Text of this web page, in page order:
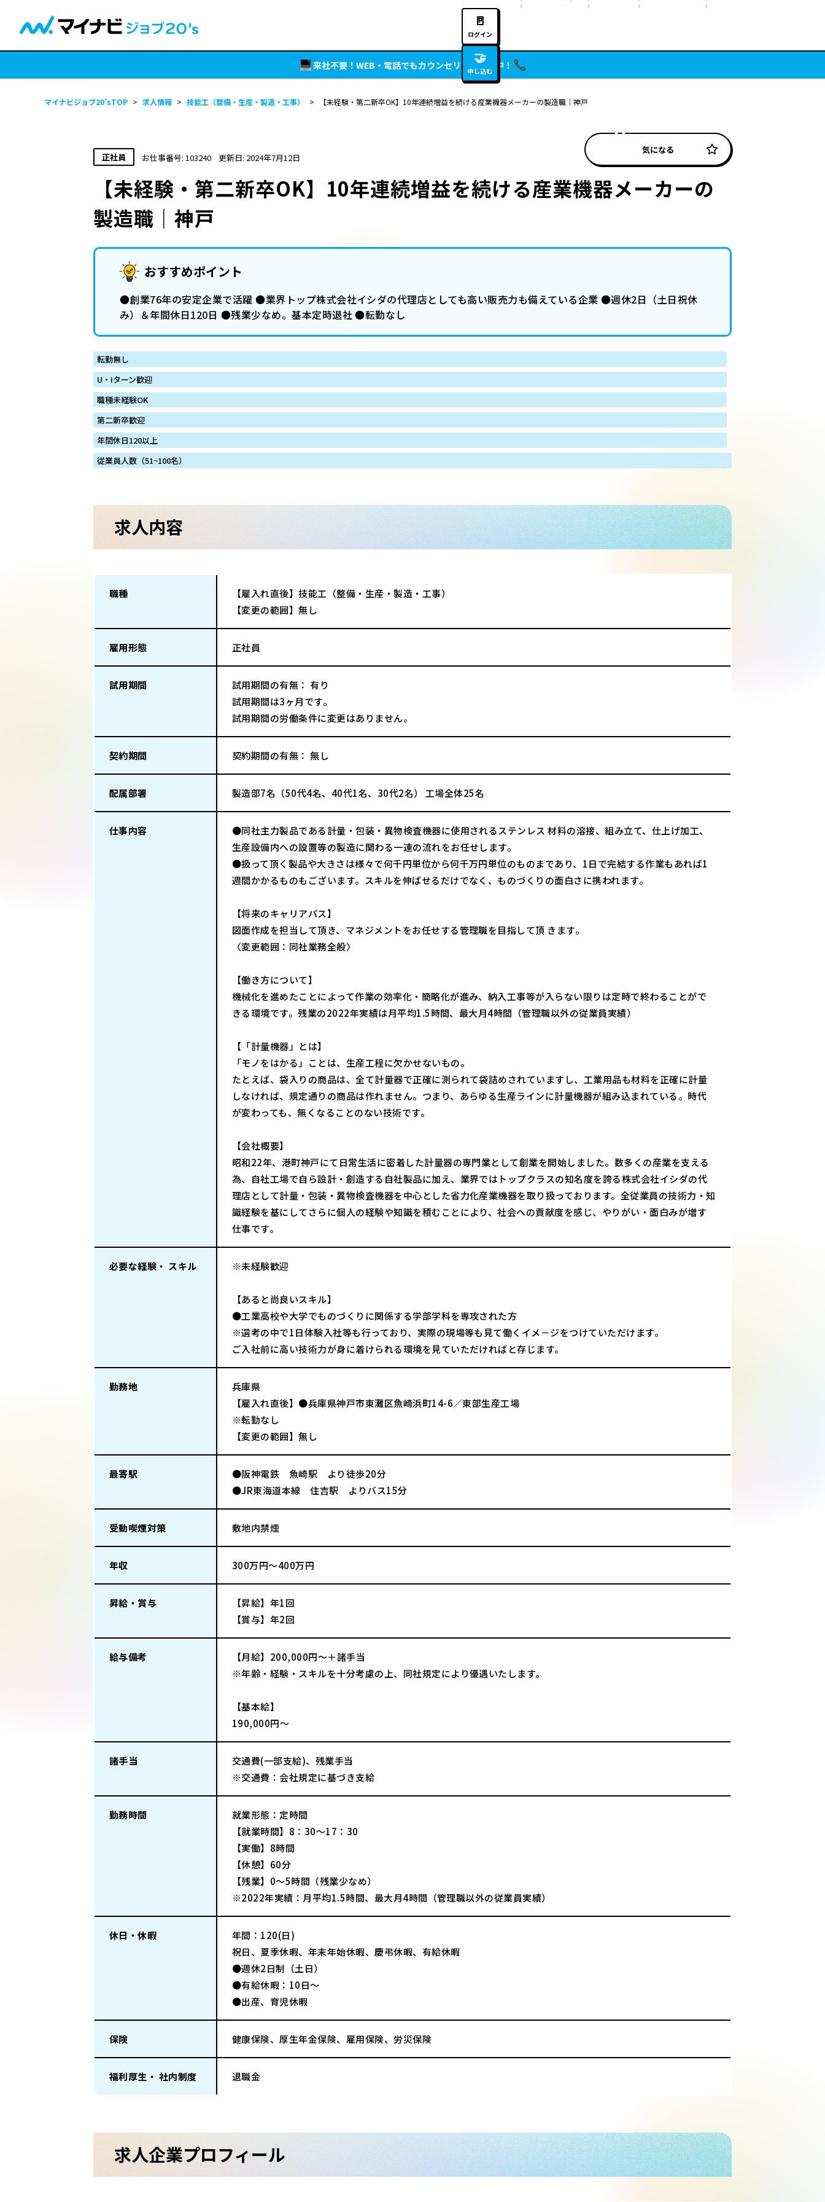
🚪
ログイン
🤝
申し込む
来社不要！WEB・電話でもカウンセリング実施中！
マイナビジョブ20’sTOP > 求人情報 > 技能工（整備・生産・製造・工事） > 【未経験・第二新卒OK】10年連続増益を続ける産業機器メーカーの製造職｜神戸
正社員 お仕事番号: 103240 更新日: 2024年7月12日
気になる
【未経験・第二新卒OK】10年連続増益を続ける産業機器メーカーの
製造職｜神戸
おすすめポイント
●創業76年の安定企業で活躍 ●業界トップ株式会社イシダの代理店としても高い販売力も備えている企業 ●週休2日（土日祝休
み）＆年間休日120日 ●残業少なめ。基本定時退社 ●転勤なし
転勤無し
U・Iターン歓迎
職種未経験OK
第二新卒歓迎
年間休日120以上
従業員人数（51~100名）
求人内容
職種
【雇入れ直後】技能工（整備・生産・製造・工事）
【変更の範囲】無し
雇用形態 正社員
試用期間
試用期間の有無： 有り
試用期間は3ヶ月です。
試用期間の労働条件に変更はありません。
契約期間 契約期間の有無： 無し
配属部署 製造部7名（50代4名、40代1名、30代2名） 工場全体25名
仕事内容
●同社主力製品である計量・包装・異物検査機器に使用されるステンレス 材料の溶接、組み立て、仕上げ加工、
生産設備内への設置等の製造に関わる一連の流れをお任せします。
●扱って頂く製品や大きさは様々で何千円単位から何千万円単位のものまであり、1日で完結する作業もあれば1
週間かかるものもございます。スキルを伸ばせるだけでなく、ものづくりの面白さに携われます。
【将来のキャリアパス】
図面作成を担当して頂き、マネジメントをお任せする管理職を目指して頂 きます。
〈変更範囲：同社業務全般〉
【働き方について】
機械化を進めたことによって作業の効率化・簡略化が進み、納入工事等が入らない限りは定時で終わることがで
きる環境です。残業の2022年実績は月平均1.5時間、最大月4時間（管理職以外の従業員実績）
【「計量機器」とは】
「モノをはかる」ことは、生産工程に欠かせないもの。
たとえば、袋入りの商品は、全て計量器で正確に測られて袋詰めされていますし、工業用品も材料を正確に計量
しなければ、規定通りの商品は作れません。つまり、あらゆる生産ラインに計量機器が組み込まれている。時代
が変わっても、無くなることのない技術です。
【会社概要】
昭和22年、港町神戸にて日常生活に密着した計量器の専門業として創業を開始しました。数多くの産業を支える
為、自社工場で自ら設計・創造する自社製品に加え、業界ではトップクラスの知名度を誇る株式会社イシダの代
理店として計量・包装・異物検査機器を中心とした省力化産業機器を取り扱っております。全従業員の技術力・知
識経験を基にしてさらに個人の経験や知識を積むことにより、社会への貢献度を感じ、やりがい・面白みが増す
仕事です。
必要な経験・ スキル ※未経験歓迎
【あると尚良いスキル】
●工業高校や大学でものづくりに関係する学部学科を専攻された方
※選考の中で1日体験入社等も行っており、実際の現場等も見て働くイメ－ジをつけていただけます。
ご入社前に高い技術力が身に着けられる環境を見ていただければと存じます。
勤務地
兵庫県
【雇入れ直後】●兵庫県神戸市東灘区魚崎浜町14-6／東部生産工場
※転勤なし
【変更の範囲】無し
最寄駅
●阪神電鉄 魚崎駅 より徒歩20分
●JR東海道本線 住吉駅 よりバス15分
受動喫煙対策 敷地内禁煙
年収 300万円～400万円
昇給・賞与
【昇給】年1回
【賞与】年2回
給与備考
【月給】200,000円～＋諸手当
※年齢・経験・スキルを十分考慮の上、同社規定により優遇いたします。
【基本給】
190,000円～
諸手当
交通費(一部支給)、残業手当
※交通費：会社規定に基づき支給
勤務時間
就業形態：定時間
【就業時間】8：30～17：30
【実働】8時間
【休憩】60分
【残業】0～5時間（残業少なめ）
※2022年実績：月平均1.5時間、最大月4時間（管理職以外の従業員実績）
休日・休暇
年間：120(日)
祝日、夏季休暇、年末年始休暇、慶弔休暇、有給休暇
●週休2日制（土日）
●有給休暇：10日～
●出産、育児休暇
保険 健康保険、厚生年金保険、雇用保険、労災保険
福利厚生・ 社内制度 退職金
求人企業プロフィール